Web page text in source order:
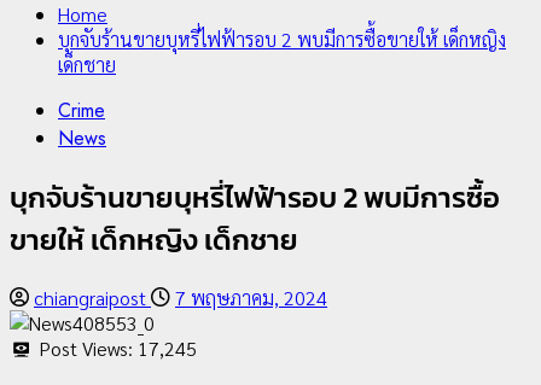
Home
บุกจับร้านขายบุหรี่ไฟฟ้ารอบ 2 พบมีการซื้อขายให้ เด็กหญิง
เด็กชาย
Crime
News
บุกจับร้านขายบุหรี่ไฟฟ้ารอบ 2 พบมีการซื้อ
ขายให้ เด็กหญิง เด็กชาย
chiangraipost
7 พฤษภาคม, 2024
Post Views: 17,245